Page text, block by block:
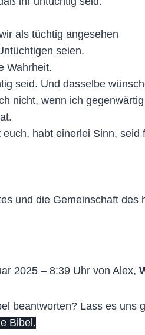
als tüchtig angesehen
seien.
Wahrheit.
seid. Und dasselbe
nicht, wenn ich
habt einerlei Sinn,
und die Gemeinschaft des
2025 – 8:39 Uhr von Alex,
beantworten? Lass es uns
Bibel.